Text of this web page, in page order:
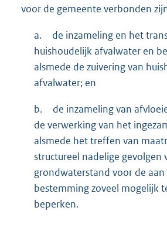
voor de gemeente verbonden
a.
de inzameling en het
huishoudelijk afvalwater en
alsmede de zuivering van
afvalwater; en
b.
de inzameling van
de verwerking van het
alsmede het treffen van
structureel nadelige gevolgen
grondwaterstand voor de
bestemming zoveel mogelijk
beperken.